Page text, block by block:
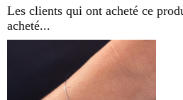
Les clients qui ont acheté ce
acheté...